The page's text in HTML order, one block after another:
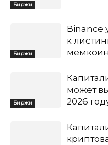
Биржи
Биржи
Binance
к
Биржи
может
2026